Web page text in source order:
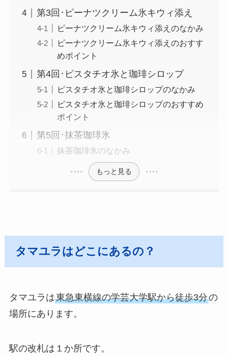
第3回･ピーナツクリーム氷キウィ添え
ピーナツクリーム氷キウィ添えのなかみ
ピーナツクリーム氷キウィ添えのおすす
めポイント
第4回･ピスタチオ氷と珈琲シロップ
ピスタチオ氷と珈琲シロップのなかみ
ピスタチオ氷と珈琲シロップのおすすめ
ポイント
第5回･抹茶珈琲氷
抹茶珈琲氷のなかみ
もっと見る
タマユラはどこにあるの？
タマユラは東急東横線の学芸大学駅から徒歩3分の
場所にあります。
駅の改札は１か所です。